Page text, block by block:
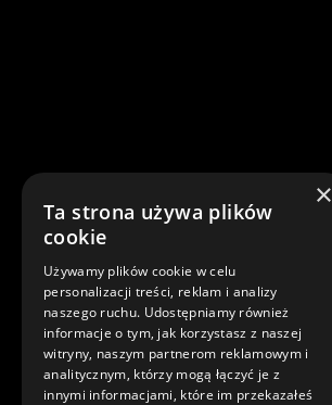
×
Ta strona używa plików
cookie
Używamy plików cookie w celu
personalizacji treści, reklam i analizy
naszego ruchu. Udostępniamy również
informacje o tym, jak korzystasz z naszej
witryny, naszym partnerom reklamowym i
analitycznym, którzy mogą łączyć je z
innymi informacjami, które im przekazałeś